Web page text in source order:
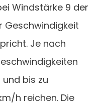
Windstärke 9 der
Geschwindigkeit
Je nach
bis zu
h reichen. Die